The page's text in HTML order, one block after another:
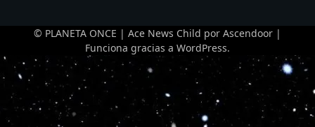
© PLANETA ONCE | Ace News Child por Ascendoor |
Funciona gracias a WordPress.